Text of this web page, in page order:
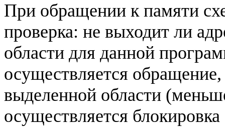
При обращении к памяти
проверка: не выходит ли
области для данной
осуществляется
выделенной области
осуществляется